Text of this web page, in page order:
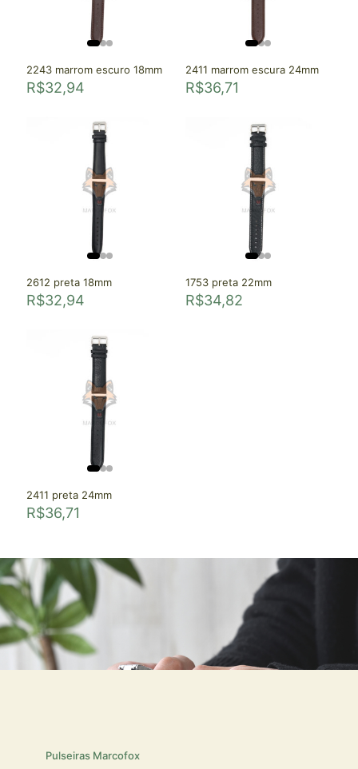
2243 marrom escuro 18mm
R$32,94
2411 marrom escura 24mm
R$36,71
2612 preta 18mm
R$32,94
1753 preta 22mm
R$34,82
2411 preta 24mm
R$36,71
Pulseiras Marcofox